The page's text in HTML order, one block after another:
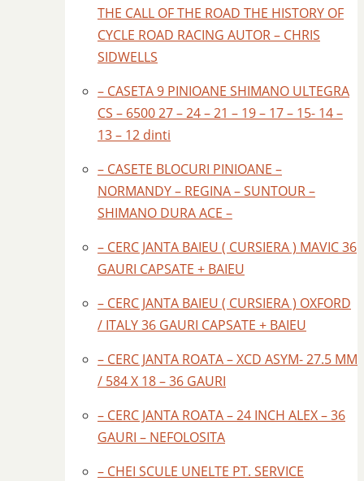
THE CALL OF THE ROAD THE HISTORY OF
CYCLE ROAD RACING AUTOR – CHRIS
SIDWELLS
– CASETA 9 PINIOANE SHIMANO ULTEGRA
CS – 6500 27 – 24 – 21 – 19 – 17 – 15- 14 –
13 – 12 dinti
– CASETE BLOCURI PINIOANE –
NORMANDY – REGINA – SUNTOUR –
SHIMANO DURA ACE –
– CERC JANTA BAIEU ( CURSIERA ) MAVIC 36
GAURI CAPSATE + BAIEU
– CERC JANTA BAIEU ( CURSIERA ) OXFORD
/ ITALY 36 GAURI CAPSATE + BAIEU
– CERC JANTA ROATA – XCD ASYM- 27.5 MM
/ 584 X 18 – 36 GAURI
– CERC JANTA ROATA – 24 INCH ALEX – 36
GAURI – NEFOLOSITA
– CHEI SCULE UNELTE PT. SERVICE